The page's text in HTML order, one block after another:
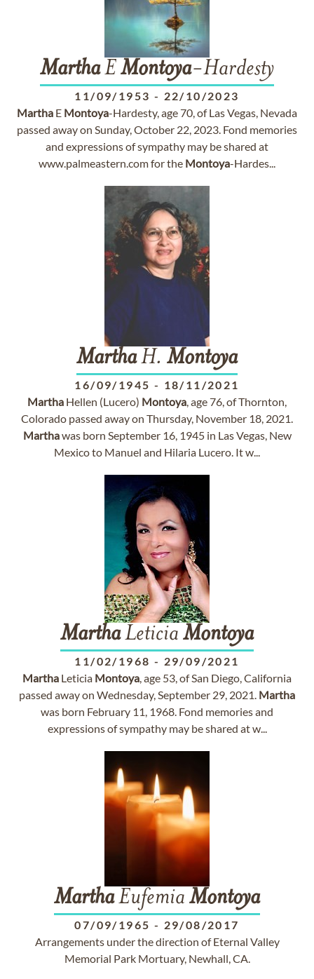
MarthaEMontoya-Hardesty
11/09/1953 - 22/10/2023
Martha E Montoya-Hardesty, age 70, of Las Vegas, Nevada
passed away on Sunday, October 22, 2023. Fond memories
and expressions of sympathy may be shared at
www.palmeastern.com for the Montoya-Hardes...
MarthaH. Montoya
16/09/1945 - 18/11/2021
Martha Hellen (Lucero) Montoya, age 76, of Thornton,
Colorado passed away on Thursday, November 18, 2021.
Marthawas born September 16, 1945 in Las Vegas, New
Mexico to Manuel and Hilaria Lucero. It w...
MarthaLeticia Montoya
11/02/1968 - 29/09/2021
Martha Leticia Montoya, age 53, of San Diego, California
passed away on Wednesday, September 29, 2021. Martha
was born February 11, 1968. Fond memories and
expressions of sympathy may be shared at w...
MarthaEufemia Montoya
07/09/1965 - 29/08/2017
Arrangements under the direction of Eternal Valley
Memorial Park Mortuary, Newhall, CA.